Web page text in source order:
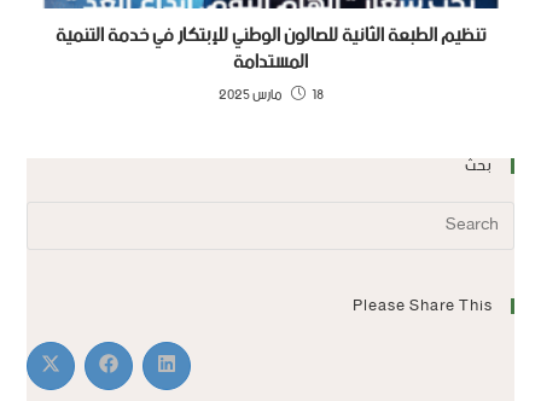
تنظيم الطبعة الثانية للصالون الوطني للإبتكار في خدمة التنمية
المستدامة
18 مارس 2025
بحث
Please Share This